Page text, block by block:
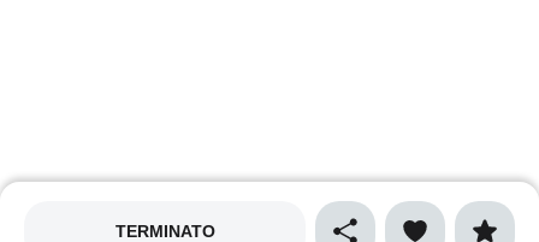
TERMINATO